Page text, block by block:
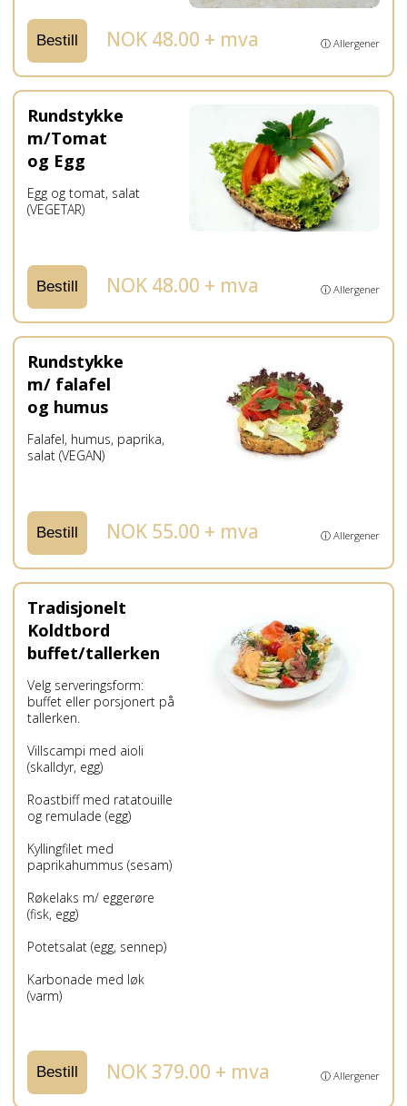
Bestill NOK 48.00 + mva ⓘ Allergener
Rundstykke
m/Tomat
og Egg
Egg og tomat, salat
(VEGETAR)
Bestill NOK 48.00 + mva ⓘ Allergener
Rundstykke
m/ falafel
og humus
Falafel, humus, paprika,
salat (VEGAN)
Bestill NOK 55.00 + mva ⓘ Allergener
Tradisjonelt
Koldtbord
buffet/tallerken
Velg serveringsform:
buffet eller porsjonert på
tallerken.
Villscampi med aioli
(skalldyr, egg)
Roastbiff med ratatouille
og remulade (egg)
Kyllingfilet med
paprikahummus (sesam)
Røkelaks m/ eggerøre
(fisk, egg)
Potetsalat (egg, sennep)
Karbonade med løk
(varm)
Bestill NOK 379.00 + mva ⓘ Allergener